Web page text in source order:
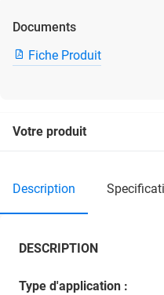
Documents
Fiche Produit
Votre produit
description
DESCRIPTION
Type d'application :